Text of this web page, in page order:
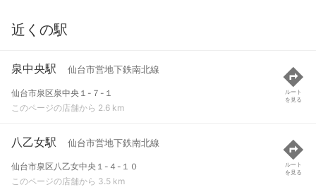
近くの駅
泉中央駅 仙台市営地下鉄南北線
仙台市泉区泉中央１-７-１
このページの店舗から 2.6 km
ルート
を見る
八乙女駅 仙台市営地下鉄南北線
仙台市泉区八乙女中央１-４-１０
このページの店舗から 3.5 km
ルート
を見る